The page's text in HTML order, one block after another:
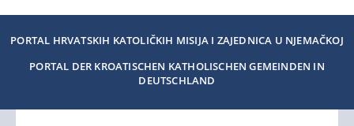
PORTAL HRVATSKIH KATOLIČKIH MISIJA I ZAJEDNICA U NJEMAČKOJ
PORTAL DER KROATISCHEN KATHOLISCHEN GEMEINDEN IN
DEUTSCHLAND